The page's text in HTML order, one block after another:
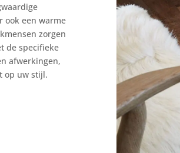
ook een warme
zorgen
de specifieke
afwerkingen,
op uw stijl.